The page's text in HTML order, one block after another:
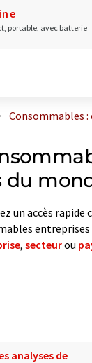
portable, avec batterie
Consommables
du
un accès rapide
, secteurou
analyses de